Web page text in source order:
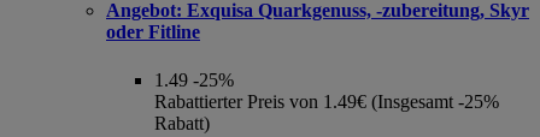
Angebot: Exquisa Quarkgenuss, -zubereitung, Skyr
oder Fitline
1.49 -25%
Rabattierter Preis von 1.49€ (Insgesamt -25%
Rabatt)